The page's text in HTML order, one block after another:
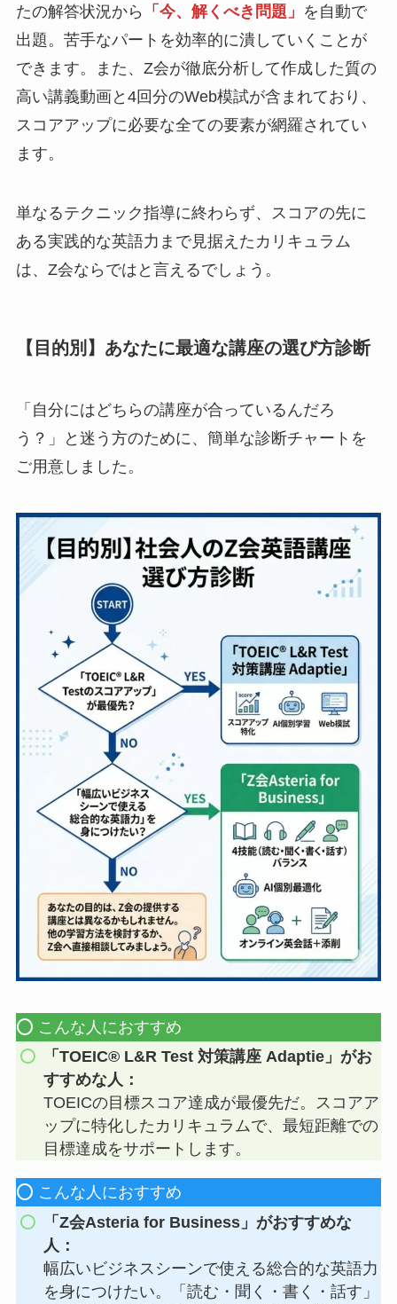
たの解答状況から
「今、解くべき問題」 を自動で
出題。苦手なパートを効率的に潰していくことが
できます。また、Z会が徹底分析して作成した質の
高い講義動画と4回分のWeb模試が含まれており、
スコアアップに必要な全ての要素が網羅されてい
ます。
単なるテクニック指導に終わらず、スコアの先に
ある実践的な英語力まで見据えたカリキュラム
は、Z会ならではと言えるでしょう。
【目的別】あなたに最適な講座の選び方診断
「自分にはどちらの講座が合っているんだろ
う？」と迷う方のために、簡単な診断チャートを
ご用意しました。
⭕️ こんな人におすすめ
「TOEIC® L&R Test 対策講座 Adaptie」がお
すすめな人：
TOEICの目標スコア達成が最優先だ。スコアア
ップに特化したカリキュラムで、最短距離での
目標達成をサポートします。
⭕️ こんな人におすすめ
「Z会Asteria for Business」がおすすめな
人：
幅広いビジネスシーンで使える総合的な英語力
を身につけたい。「読む・聞く・書く・話す」